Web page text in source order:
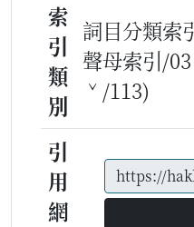
索
引
類
別
詞目分類索
聲母索引/
ˇ/113)
引
用
網